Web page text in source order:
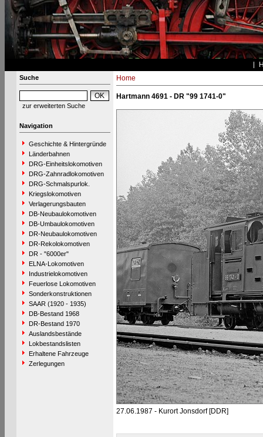
Suche
zur erweiterten Suche
Navigation
Geschichte & Hintergründe
Länderbahnen
DRG-Einheitslokomotiven
DRG-Zahnradlokomotiven
DRG-Schmalspurlok.
Kriegslokomotiven
Verlagerungsbauten
DB-Neubaulokomotiven
DB-Umbaulokomotiven
DR-Neubaulokomotiven
DR-Rekolokomotiven
DR - "6000er"
ELNA-Lokomotiven
Industrielokomotiven
Feuerlose Lokomotiven
Sonderkonstruktionen
SAAR (1920 - 1935)
DB-Bestand 1968
DR-Bestand 1970
Auslandsbestände
Lokbestandslisten
Erhaltene Fahrzeuge
Zerlegungen
Home
Hartmann 4691 - DR "99 1741-0"
27.06.1987 - Kurort Jonsdorf [DDR]